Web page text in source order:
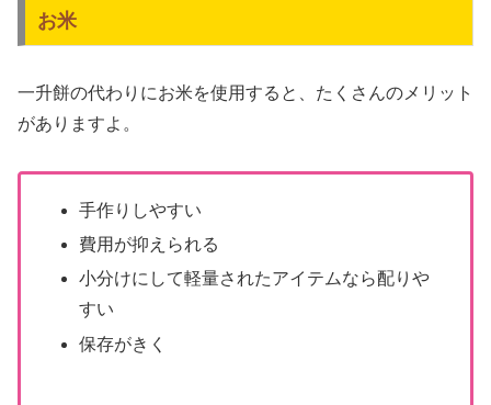
お米
一升餅の代わりにお米を使用すると、たくさんのメリット
がありますよ。
手作りしやすい
費用が抑えられる
小分けにして軽量されたアイテムなら配りや
すい
保存がきく